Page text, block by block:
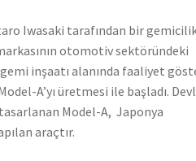
Iwasaki tarafından bir
otomotiv sektöründeki
inşaatı alanında faaliyet
A’yı üretmesi ile başladı.
Model-A, Japonya
araçtır.